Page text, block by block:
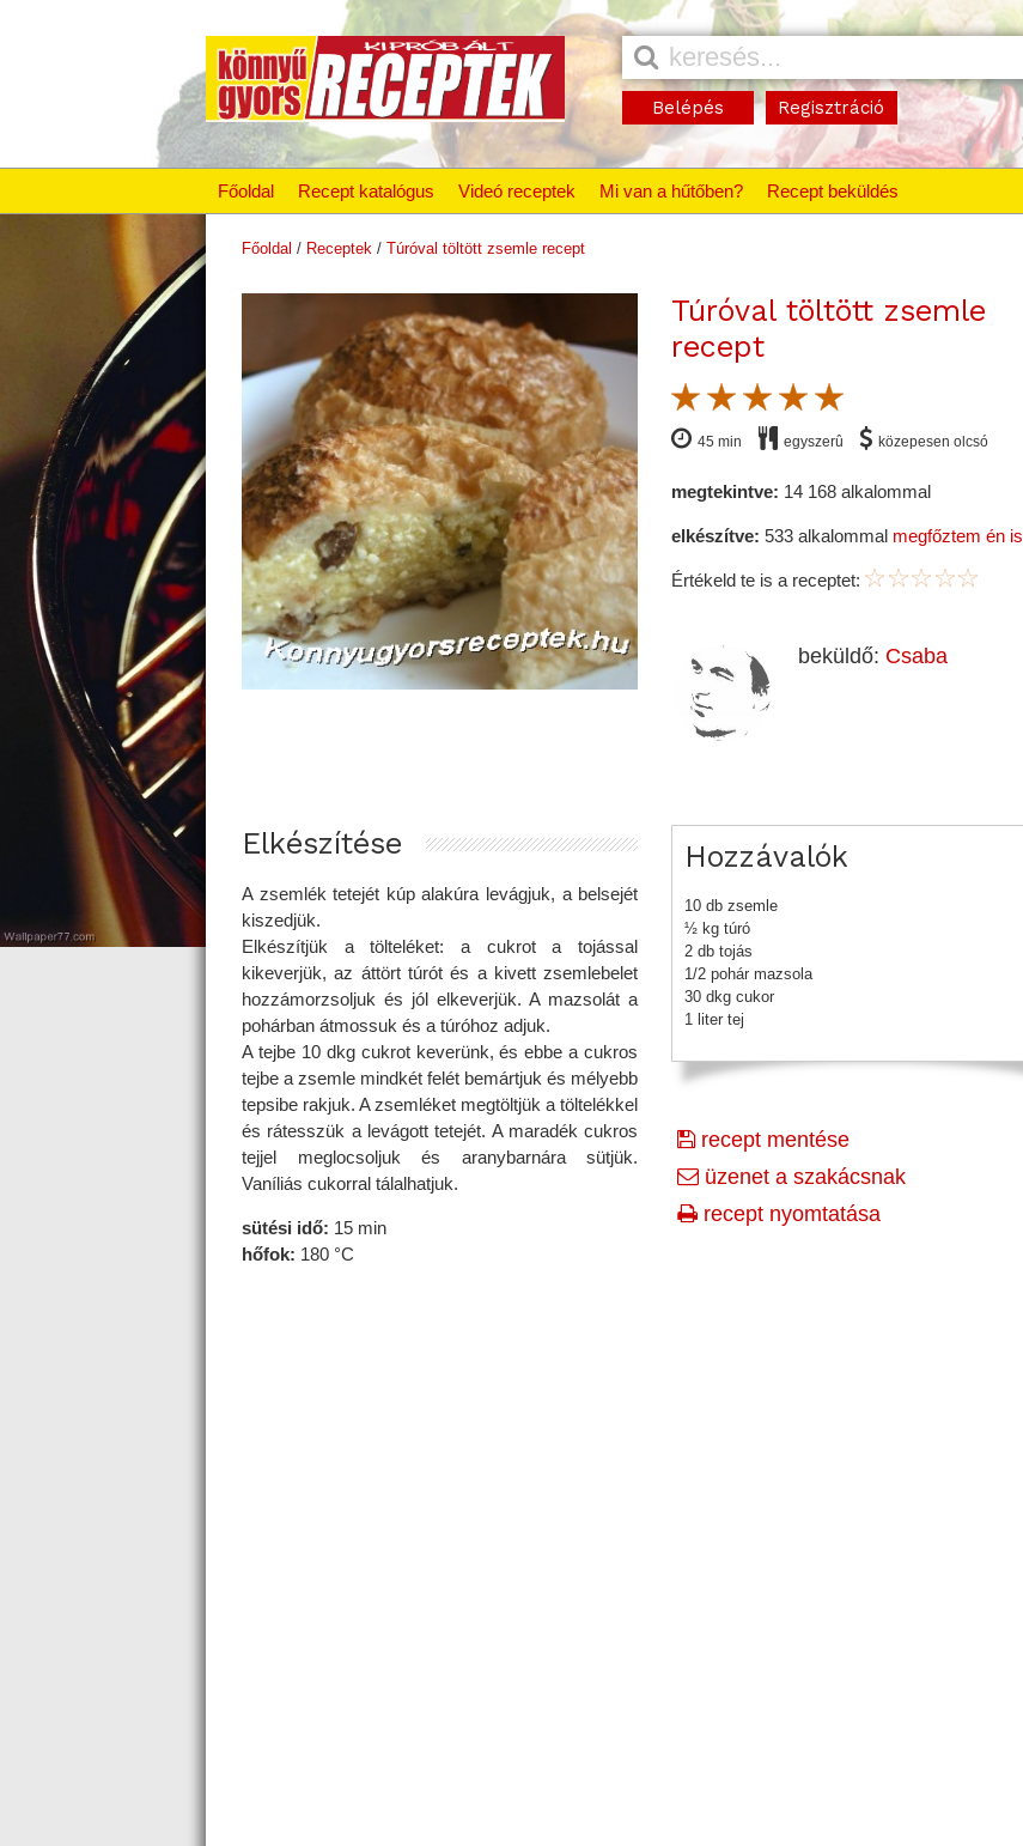
Belépés Regisztráció
Főoldal Recept katalógus Videó receptek Mi van a hűtőben? Recept beküldés
Főoldal / Receptek / Túróval töltött zsemle recept
Túróval töltött zsemle
recept
45 min egyszerû közepesen olcsó
megtekintve: 14 168 alkalommal
elkészítve: 533 alkalommal megfőztem én is
Értékeld te is a receptet:
beküldő: Csaba
Elkészítése
A zsemlék tetejét kúp alakúra levágjuk, a belsejét
kiszedjük.
Elkészítjük a tölteléket: a cukrot a tojással
kikeverjük, az áttört túrót és a kivett zsemlebelet
hozzámorzsoljuk és jól elkeverjük. A mazsolát a
pohárban átmossuk és a túróhoz adjuk.
A tejbe 10 dkg cukrot keverünk, és ebbe a cukros
tejbe a zsemle mindkét felét bemártjuk és mélyebb
tepsibe rakjuk. A zsemléket megtöltjük a töltelékkel
és rátesszük a levágott tetejét. A maradék cukros
tejjel meglocsoljuk és aranybarnára sütjük.
Vaníliás cukorral tálalhatjuk.
sütési idő: 15 min
hőfok: 180 °C
Hozzávalók
10 db zsemle
½ kg túró
2 db tojás
1/2 pohár mazsola
30 dkg cukor
1 liter tej
recept mentése
üzenet a szakácsnak
recept nyomtatása